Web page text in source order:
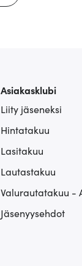
Asiakasklubi
Liity jäseneksi
Hintatakuu
Lasitakuu
Lautastakuu
Valurautatakuu -
Jäsenyysehdot